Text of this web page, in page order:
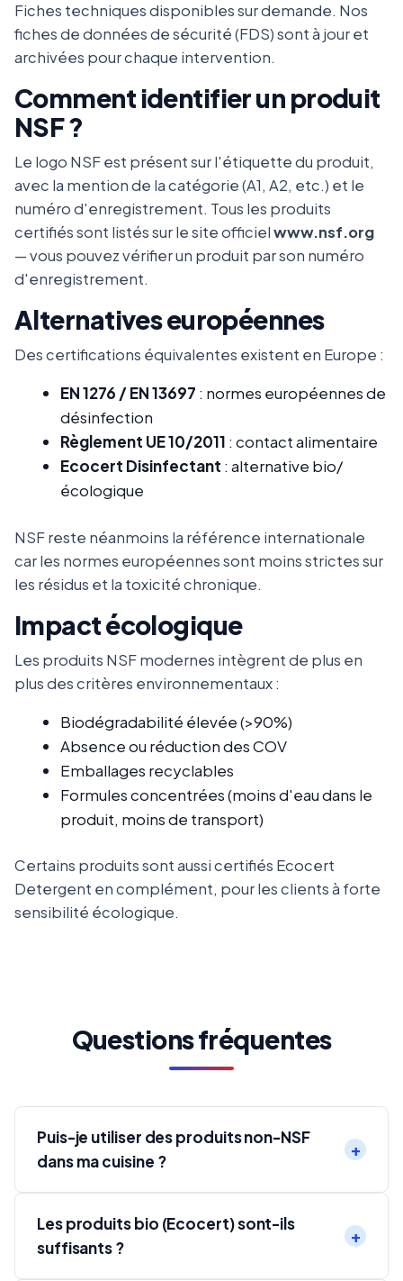
Fiches techniques disponibles sur demande. Nos
fiches de données de sécurité (FDS) sont à jour et
archivées pour chaque intervention.
Comment identifier un produit
NSF ?
Le logo NSF est présent sur l'étiquette du produit,
avec la mention de la catégorie (A1, A2, etc.) et le
numéro d'enregistrement. Tous les produits
certifiés sont listés sur le site officielwww.nsf.org
— vous pouvez vérifier un produit par son numéro
d'enregistrement.
Alternatives européennes
Des certifications équivalentes existent en Europe :
EN 1276 / EN 13697 : normes européennes de
désinfection
Règlement UE 10/2011 : contact alimentaire
Ecocert Disinfectant : alternative bio/
écologique
NSF reste néanmoins la référence internationale
car les normes européennes sont moins strictes sur
les résidus et la toxicité chronique.
Impact écologique
Les produits NSF modernes intègrent de plus en
plus des critères environnementaux :
Biodégradabilité élevée (>90%)
Absence ou réduction des COV
Emballages recyclables
Formules concentrées (moins d'eau dans le
produit, moins de transport)
Certains produits sont aussi certifiés Ecocert
Detergent en complément, pour les clients à forte
sensibilité écologique.
Questions fréquentes
Puis-je utiliser des produits non-NSF
dans ma cuisine ?
Les produits bio (Ecocert) sont-ils
suffisants ?